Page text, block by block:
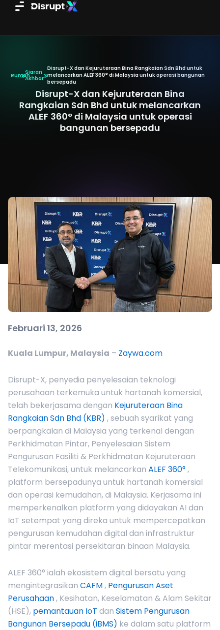
RumahSiaran
Akhbar
Disrupt-X dan Kejuruteraan Bina Rangkaian Sdn Bhd untuk
melancarkan ALEF 360° di Malaysia untuk operasi bangunan
bersepadu
Disrupt-X dan Kejuruteraan Bina
Rangkaian Sdn Bhd untuk melancarkan
ALEF 360° di Malaysia untuk operasi
bangunan bersepadu
Februari 13, 2026
Kuala Lumpur, Malaysia – Zaywa.com
Disrupt-X, penyedia penyelesaian teknologi
perusahaan terkemuka untuk hartanah komersial,
telah bekerjasama dengan Kejuruteraan Bina
Rangkaian Sdn Bhd (KBR) , sebuah syarikat yang
berpangkalan di Malaysia yang terkenal dengan
Perkhidmatan Pintar, Penyelesaian Sistem
Pengurusan Fasiliti & Perkhidmatan Kejuruteraan
Telekomunikasi, untuk melancarkan ALEF 360°,
platform bersepadunya untuk hartanah komersial
dan operasi kemudahan, di Malaysia. Kerjasama ini
memperkenalkan platform yang didayakan AI dan
IoT setempat yang direka untuk mempercepatkan
pengurusan kemudahan digital dan infrastruktur
pintar merentasi persekitaran binaan Malaysia.
ALEF 360° ialah ekosistem digital bersatu yang
mengintegrasikan CAFM, Pengurusan Aset
Perusahaan, Kesihatan, Keselamatan & Alam Sekitar
(HSE), pemantauan IoT dan Sistem Pengurusan
Bangunan Bersepadu (iBMS) ke dalam satu platform